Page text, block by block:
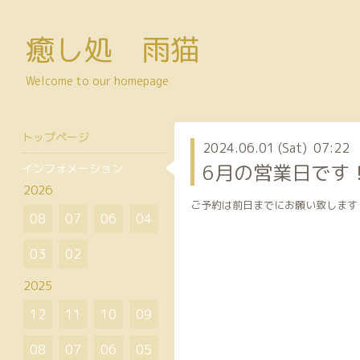
癒し処 雨猫
Welcome to our homepage
2024.06.01 (Sat) 07:22
6月の営業日です
ご予約は前日までにお願い致しま
トップページ
インフォメーション
2026
08 07 06
04
03
02
2025
12 11 10
09
08
07 06 05